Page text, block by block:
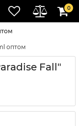
0
оптом
Fall"